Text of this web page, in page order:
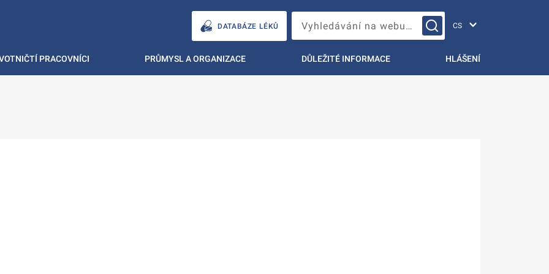
DATABÁZE LÉKŮ Vyhledávání na webu…
PRACOVNÍCI PRŮMYSL A ORGANIZACE DŮLEŽITÉ INFORMACE HLÁŠENÍ